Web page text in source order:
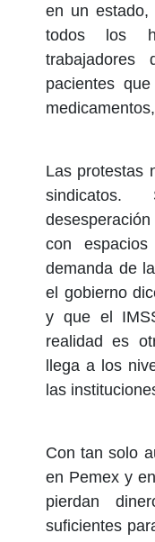
en un
todos los
pacientes
Las protestas
con
demanda de
el gobierno
y que el
realidad es
llega a los
las
Con tan solo
en Pemex y
pierdan
suficientes